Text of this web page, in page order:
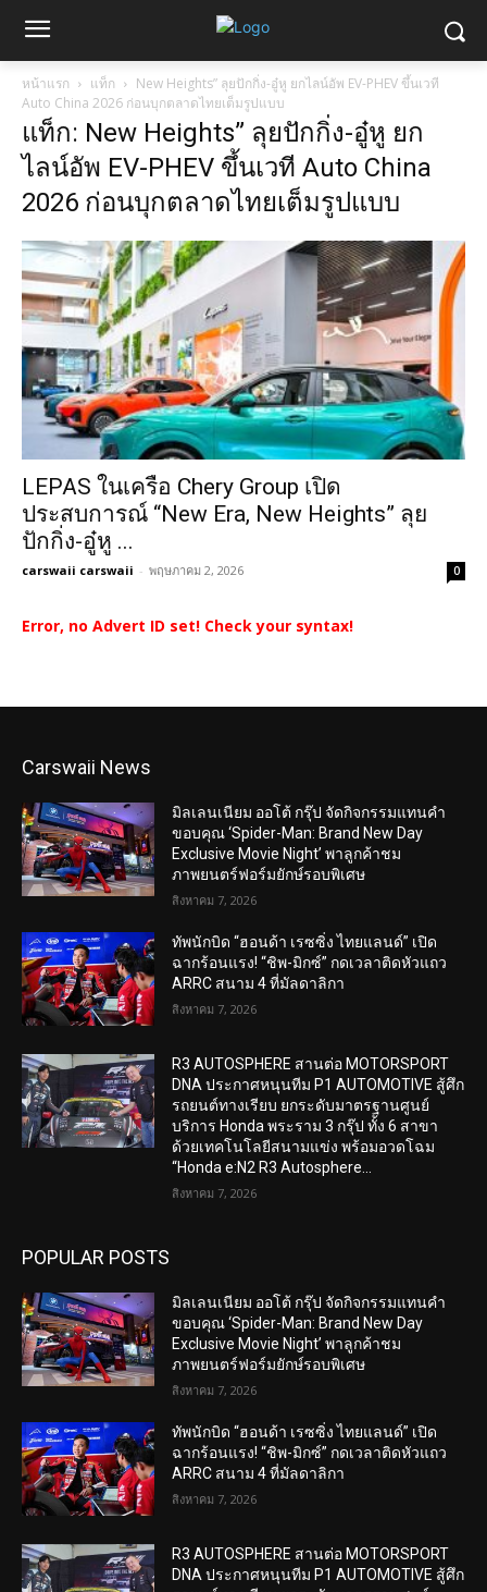
หน้าแรก แท็ก
New Heights” ลุยปักกิ่ง-อู๋หู ยกไลน์อัพ EV-PHEV ขึ้นเวที
Auto China 2026 ก่อนบุกตลาดไทยเต็มรูปแบบ
แท็ก: New Heights” ลุยปักกิ่ง-อู๋หู ยก
ไลน์อัพ EV-PHEV ขึ้นเวที Auto China
2026 ก่อนบุกตลาดไทยเต็มรูปแบบ
LEPAS ในเครือ Chery Group เปิด
ประสบการณ์ “New Era, New Heights” ลุย
ปักกิ่ง-อู๋หู ...
carswaii carswaii - พฤษภาคม 2, 2026 0
Error, no Advert ID set! Check your syntax!
Carswaii News
มิลเลนเนียม ออโต้ กรุ๊ป จัดกิจกรรมแทนคำ
ขอบคุณ ‘Spider-Man: Brand New Day
Exclusive Movie Night’ พาลูกค้าชม
ภาพยนตร์ฟอร์มยักษ์รอบพิเศษ
สิงหาคม 7, 2026
ทัพนักบิด “ฮอนด้า เรซซิ่ง ไทยแลนด์” เปิด
ฉากร้อนแรง! “ชิพ-มิกซ์” กดเวลาติดหัวแถว
ARRC สนาม 4 ที่มัลดาลิกา
สิงหาคม 7, 2026
R3 AUTOSPHERE สานต่อ MOTORSPORT
DNA ประกาศหนุนทีม P1 AUTOMOTIVE สู้ศึก
รถยนต์ทางเรียบ ยกระดับมาตรฐานศูนย์
บริการ Honda พระราม 3 กรุ๊ป ทั้ง 6 สาขา
ด้วยเทคโนโลยีสนามแข่ง พร้อมอวดโฉม
“Honda e:N2 R3 Autosphere...
สิงหาคม 7, 2026
POPULAR POSTS
มิลเลนเนียม ออโต้ กรุ๊ป จัดกิจกรรมแทนคำ
ขอบคุณ ‘Spider-Man: Brand New Day
Exclusive Movie Night’ พาลูกค้าชม
ภาพยนตร์ฟอร์มยักษ์รอบพิเศษ
สิงหาคม 7, 2026
ทัพนักบิด “ฮอนด้า เรซซิ่ง ไทยแลนด์” เปิด
ฉากร้อนแรง! “ชิพ-มิกซ์” กดเวลาติดหัวแถว
ARRC สนาม 4 ที่มัลดาลิกา
สิงหาคม 7, 2026
R3 AUTOSPHERE สานต่อ MOTORSPORT
DNA ประกาศหนุนทีม P1 AUTOMOTIVE สู้ศึก